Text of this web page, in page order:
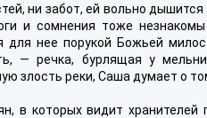
ни забот, ей вольно дышится
и сомнения тоже
нее порукой Божьей
— речка, бурлящая у
злость реки, Саша думает о
в которых видит хранителей